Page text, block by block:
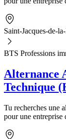
Saint-Jacques-de-
BTS Professions
Alternance
Technique
Tu recherches une
pour une entreprise